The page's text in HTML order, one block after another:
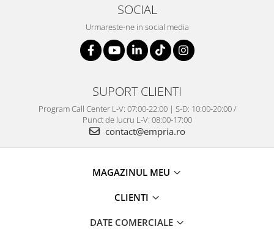
SOCIAL
Urmareste-ne in social media
SUPORT CLIENTI
Program Call Center L-V: 07:00-22:00 | S-D: 10:00-20:00 /
Punct de lucru L-V: 08:00-17:00
contact@empria.ro
MAGAZINUL MEU
CLIENTI
DATE COMERCIALE